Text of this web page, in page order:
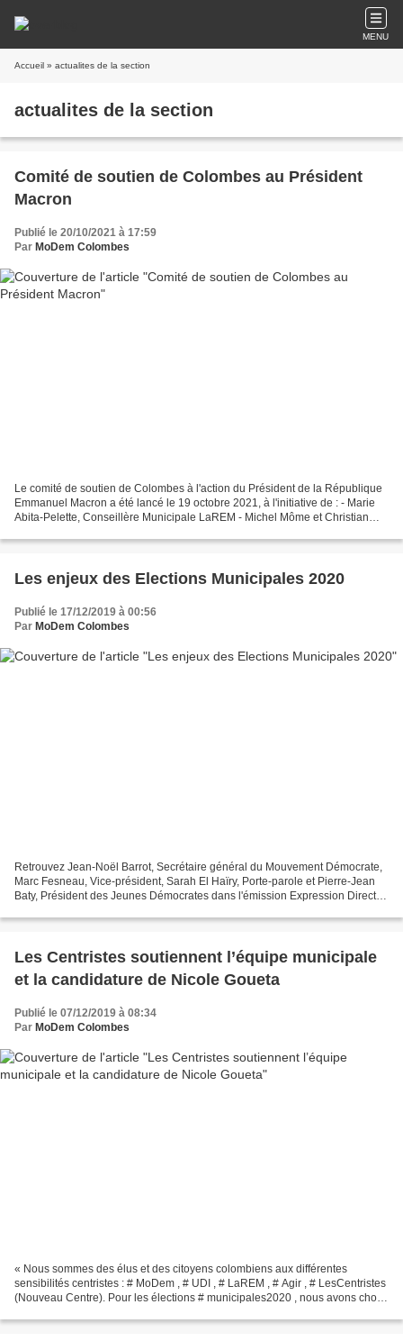
MENU
Accueil » actualites de la section
actualites de la section
Comité de soutien de Colombes au Président
Macron
Publié le 20/10/2021 à 17:59
Par MoDem Colombes
Le comité de soutien de Colombes à l'action du Président de la République
Emmanuel Macron a été lancé le 19 octobre 2021, à l'initiative de : - Marie
Abita-Pelette, Conseillère Municipale LaREM - Michel Môme et Christian
Les enjeux des Elections Municipales 2020
Publié le 17/12/2019 à 00:56
Par MoDem Colombes
Retrouvez Jean-Noël Barrot, Secrétaire général du Mouvement Démocrate,
Marc Fesneau, Vice-président, Sarah El Haïry, Porte-parole et Pierre-Jean
Baty, Président des Jeunes Démocrates dans l'émission Expression Directe,
Les Centristes soutiennent l’équipe municipale
et la candidature de Nicole Goueta
Publié le 07/12/2019 à 08:34
Par MoDem Colombes
« Nous sommes des élus et des citoyens colombiens aux différentes
sensibilités centristes : # MoDem , # UDI , # LaREM , # Agir , # LesCentristes
(Nouveau Centre). Pour les élections # municipales2020 , nous avons choisi